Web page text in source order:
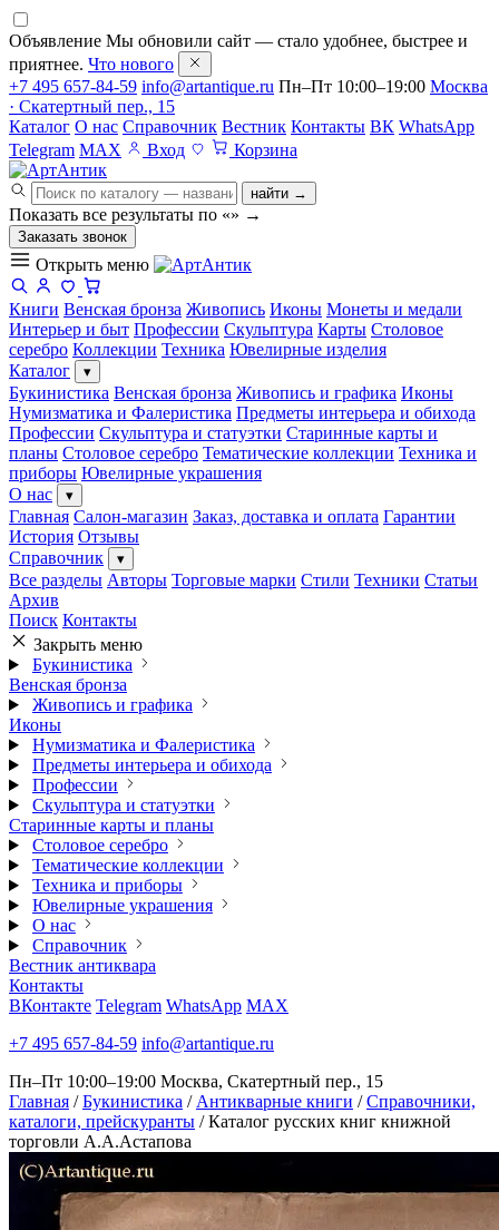
Объявление Мы обновили сайт — стало удобнее, быстрее и
приятнее. Что нового
+7 495 657-84-59 info@artantique.ru Пн–Пт 10:00–19:00 Москва
· Скатертный пер., 15
Каталог О нас Справочник Вестник Контакты ВК WhatsApp
Telegram MAX Вход Корзина
найти →
Показать все результаты по «» →
Заказать звонок
Открыть меню
Книги Венская бронза Живопись Иконы Монеты и медали
Интерьер и быт Профессии Скульптура Карты Столовое
серебро Коллекции Техника Ювелирные изделия
Каталог
▾
Букинистика Венская бронза Живопись и графика Иконы
Нумизматика и Фалеристика Предметы интерьера и обихода
Профессии Скульптура и статуэтки Старинные карты и
планы Столовое серебро Тематические коллекции Техника и
приборы Ювелирные украшения
О нас
▾
Главная Салон-магазин Заказ, доставка и оплата Гарантии
История Отзывы
Справочник
▾
Все разделы Авторы Торговые марки Стили Техники Статьи
Архив
Поиск Контакты
Закрыть меню
Букинистика
Венская бронза
Живопись и графика
Иконы
Нумизматика и Фалеристика
Предметы интерьера и обихода
Профессии
Скульптура и статуэтки
Старинные карты и планы
Столовое серебро
Тематические коллекции
Техника и приборы
Ювелирные украшения
О нас
Справочник
Вестник антиквара
Контакты
ВКонтакте Telegram WhatsApp MAX
+7 495 657-84-59 info@artantique.ru
Пн–Пт 10:00–19:00 Москва, Скатертный пер., 15
Главная / Букинистика / Антикварные книги / Справочники,
каталоги, прейскуранты / Каталог русских книг книжной
торговли А.А.Астапова